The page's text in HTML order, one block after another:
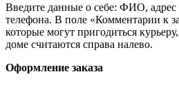
Введите данные о себе: ФИО, адрес
телефона. В поле «Комментарии к
которые могут пригодиться
доме считаются справа налево.
Оформление заказа